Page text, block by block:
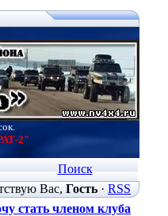
2"
Поиск
Вас, Гость· RSS
стать членом клуба